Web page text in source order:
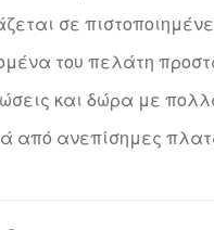
σε
του πελάτη
και δώρα με
από ανεπίσημες